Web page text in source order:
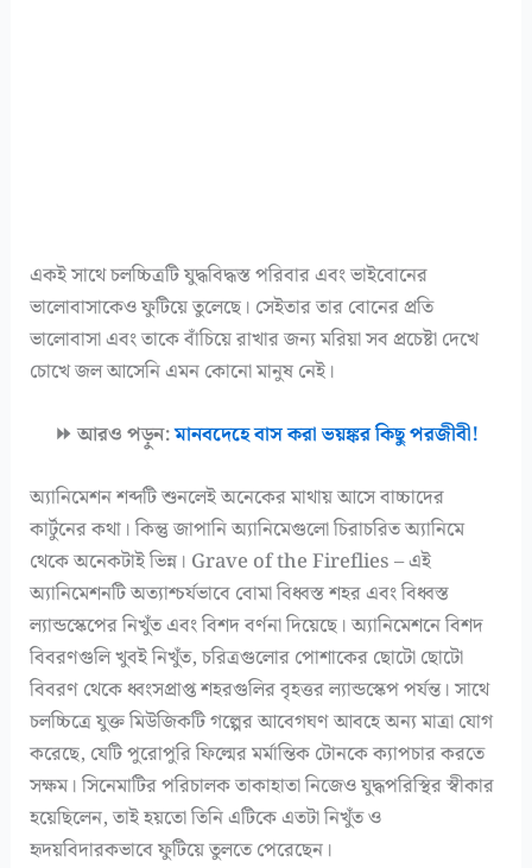
একই সাথে চলচ্চিত্রটি যুদ্ধবিদ্ধস্ত পরিবার এবং ভাইবোনের
ভালোবাসাকেও ফুটিয়ে তুলেছে। সেইতার তার বোনের প্রতি
ভালোবাসা এবং তাকে বাঁচিয়ে রাখার জন্য মরিয়া সব প্রচেষ্টা দেখে
চোখে জল আসেনি এমন কোনো মানুষ নেই।
⏩ আরও পড়ুন:মানবদেহে বাস করা ভয়ঙ্কর কিছু পরজীবী!
অ্যানিমেশন শব্দটি শুনলেই অনেকের মাথায় আসে বাচ্চাদের
কার্টুনের কথা। কিন্তু জাপানি অ্যানিমেগুলো চিরাচরিত অ্যানিমে
থেকে অনেকটাই ভিন্ন। Grave of the Fireflies – এই
অ্যানিমেশনটি অত্যাশ্চর্যভাবে বোমা বিধ্বস্ত শহর এবং বিধ্বস্ত
ল্যান্ডস্কেপের নিখুঁত এবং বিশদ বর্ণনা দিয়েছে। অ্যানিমেশনে বিশদ
বিবরণগুলি খুবই নিখুঁত, চরিত্রগুলোর পোশাকের ছোটো ছোটো
বিবরণ থেকে ধ্বংসপ্রাপ্ত শহরগুলির বৃহত্তর ল্যান্ডস্কেপ পর্যন্ত। সাথে
চলচ্চিত্রে যুক্ত মিউজিকটি গল্পের আবেগঘণ আবহে অন্য মাত্রা যোগ
করেছে, যেটি পুরোপুরি ফিল্মের মর্মান্তিক টোনকে ক্যাপচার করতে
সক্ষম। সিনেমাটির পরিচালক তাকাহাতা নিজেও যুদ্ধপরিস্থির স্বীকার
হয়েছিলেন, তাই হয়তো তিনি এটিকে এতটা নিখুঁত ও
হৃদয়বিদারকভাবে ফুটিয়ে তুলতে পেরেছেন।